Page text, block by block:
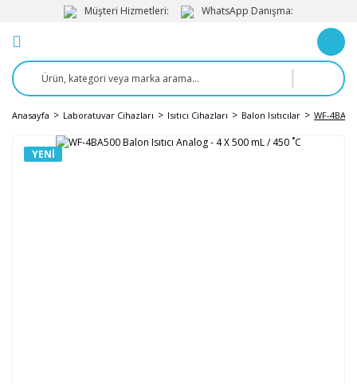
Müşteri Hizmetleri: WhatsApp Danışma:
Anasayfa Laboratuvar Cihazları Isıtıcı Cihazları Balon Isıtıcılar WF-
YENI